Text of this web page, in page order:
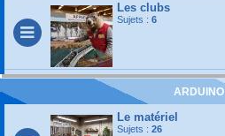
Les clubs
Sujets : 6
ARDUINO
Le matériel
Sujets : 26